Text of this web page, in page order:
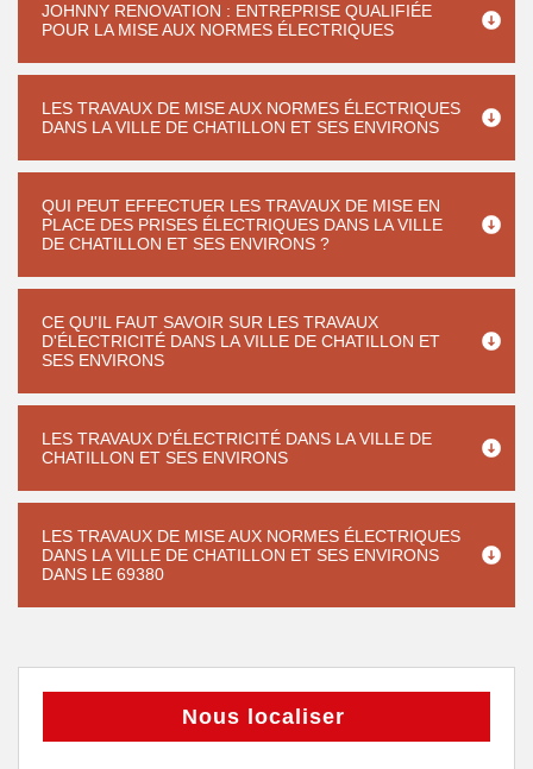
JOHNNY RENOVATION : ENTREPRISE QUALIFIÉE
POUR LA MISE AUX NORMES ÉLECTRIQUES
LES TRAVAUX DE MISE AUX NORMES ÉLECTRIQUES
DANS LA VILLE DE CHATILLON ET SES ENVIRONS
QUI PEUT EFFECTUER LES TRAVAUX DE MISE EN
PLACE DES PRISES ÉLECTRIQUES DANS LA VILLE
DE CHATILLON ET SES ENVIRONS ?
CE QU'IL FAUT SAVOIR SUR LES TRAVAUX
D'ÉLECTRICITÉ DANS LA VILLE DE CHATILLON ET
SES ENVIRONS
LES TRAVAUX D'ÉLECTRICITÉ DANS LA VILLE DE
CHATILLON ET SES ENVIRONS
LES TRAVAUX DE MISE AUX NORMES ÉLECTRIQUES
DANS LA VILLE DE CHATILLON ET SES ENVIRONS
DANS LE 69380
Nous localiser